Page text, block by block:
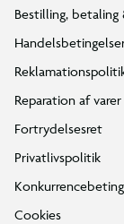
Bestilling, betaling
Reparation af varer
Fortrydelsesret
Privatlivspolitik
Cookies